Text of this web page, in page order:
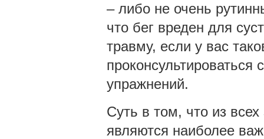
– либо не очень
что бег вреден для
травму, если у вас
упражнений.
Суть в том, что из
являются наиболее